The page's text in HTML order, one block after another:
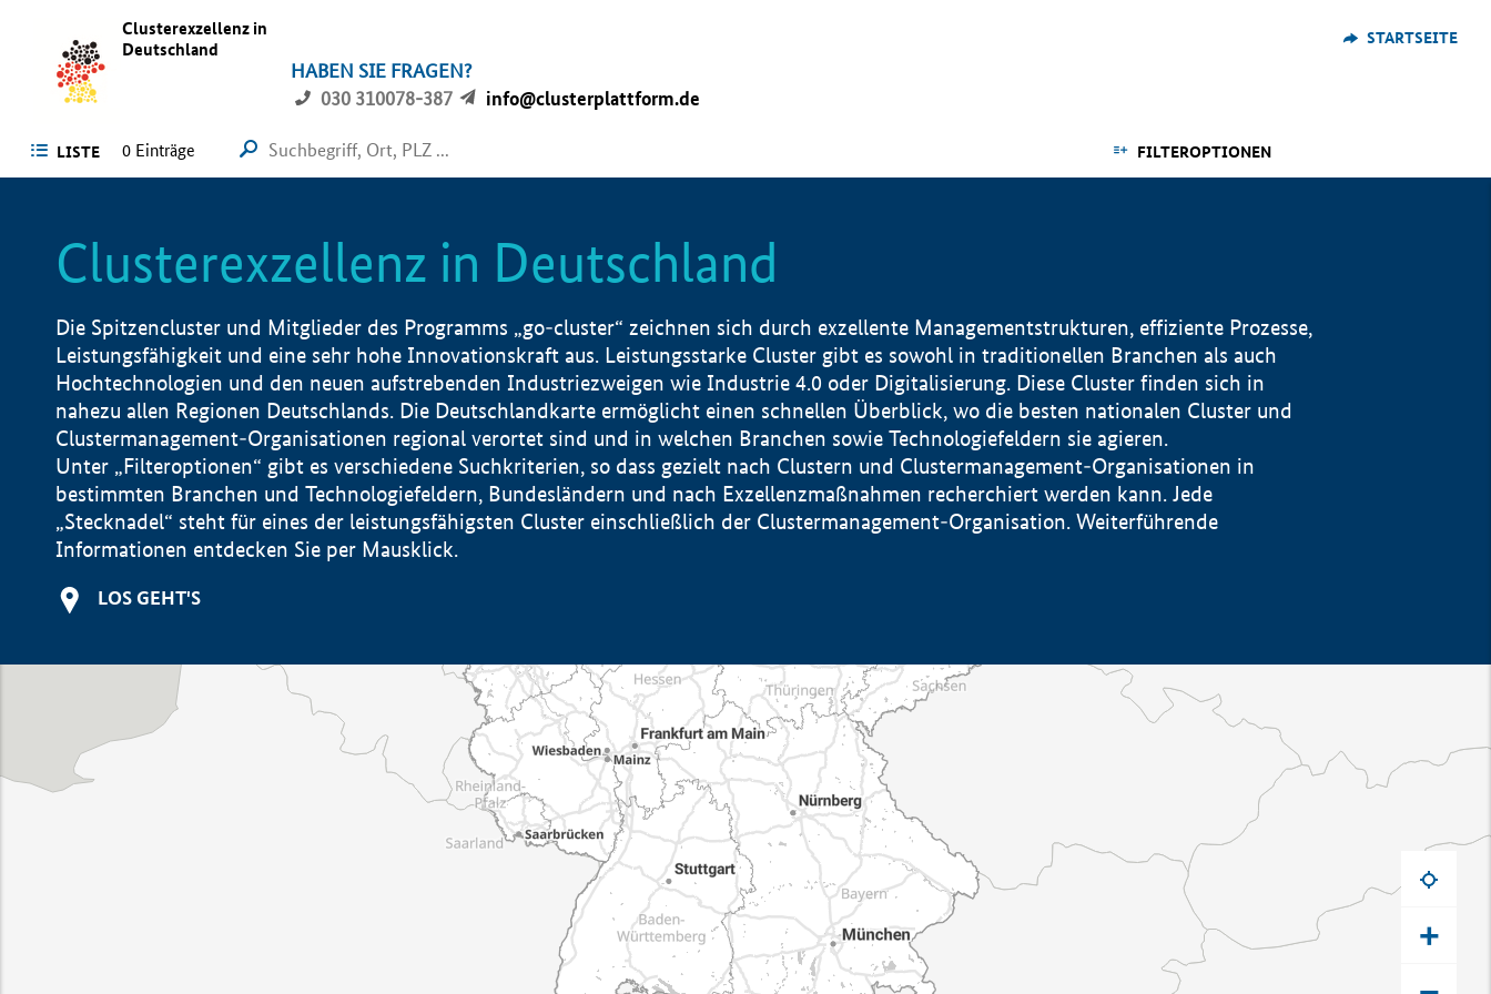
Clusterexzellenz in
Deutschland
HABEN SIE FRAGEN?
030 310078-387
info@clusterplattform.de
STARTSEITE
LISTE FILTEROPTIONEN
0 Einträge
Clusterexzellenz in Deutschland
Die Spitzencluster und Mitglieder des Programms „go-cluster“ zeichnen sich durch exzellente Managementstrukturen, effiziente Prozesse,
Leistungsfähigkeit und eine sehr hohe Innovationskraft aus. Leistungsstarke Cluster gibt es sowohl in traditionellen Branchen als auch
Hochtechnologien und den neuen aufstrebenden Industriezweigen wie Industrie 4.0 oder Digitalisierung. Diese Cluster finden sich in
nahezu allen Regionen Deutschlands. Die Deutschlandkarte ermöglicht einen schnellen Überblick, wo die besten nationalen Cluster und
Clustermanagement-Organisationen regional verortet sind und in welchen Branchen sowie Technologiefeldern sie agieren.
Unter „Filteroptionen“ gibt es verschiedene Suchkriterien, so dass gezielt nach Clustern und Clustermanagement-Organisationen in
bestimmten Branchen und Technologiefeldern, Bundesländern und nach Exzellenzmaßnahmen recherchiert werden kann. Jede
„Stecknadel“ steht für eines der leistungsfähigsten Cluster einschließlich der Clustermanagement-Organisation. Weiterführende
Informationen entdecken Sie per Mausklick.
LOS GEHT'S
+